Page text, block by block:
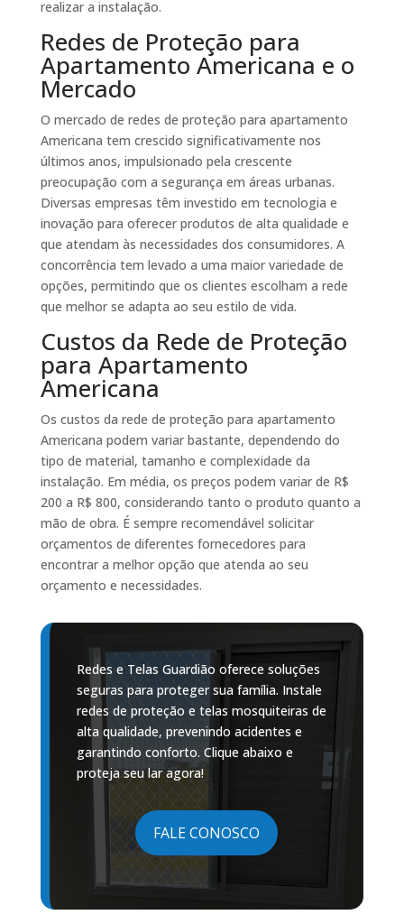
realizar a instalação.
Redes de Proteção para
Apartamento Americana e o
Mercado
O mercado de redes de proteção para apartamento
Americana tem crescido significativamente nos
últimos anos, impulsionado pela crescente
preocupação com a segurança em áreas urbanas.
Diversas empresas têm investido em tecnologia e
inovação para oferecer produtos de alta qualidade e
que atendam às necessidades dos consumidores. A
concorrência tem levado a uma maior variedade de
opções, permitindo que os clientes escolham a rede
que melhor se adapta ao seu estilo de vida.
Custos da Rede de Proteção
para Apartamento
Americana
Os custos da rede de proteção para apartamento
Americana podem variar bastante, dependendo do
tipo de material, tamanho e complexidade da
instalação. Em média, os preços podem variar de R$
200 a R$ 800, considerando tanto o produto quanto a
mão de obra. É sempre recomendável solicitar
orçamentos de diferentes fornecedores para
encontrar a melhor opção que atenda ao seu
orçamento e necessidades.
Redes e Telas Guardião oferece soluções
seguras para proteger sua família. Instale
redes de proteção e telas mosquiteiras de
alta qualidade, prevenindo acidentes e
garantindo conforto. Clique abaixo e
proteja seu lar agora!
FALE CONOSCO